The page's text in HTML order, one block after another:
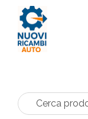
Cerca prodotti…